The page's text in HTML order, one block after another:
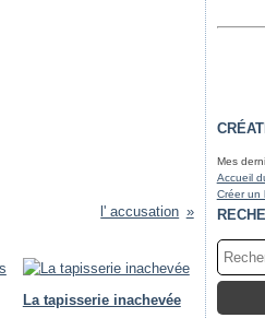
l' accusation
La tapisserie inachevée
Mes
Accueil
Créer un